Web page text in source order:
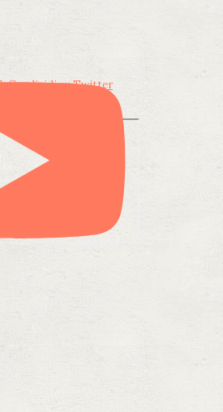
Condividi su Twitter